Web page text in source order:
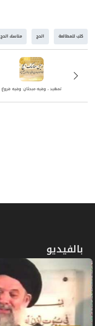
كتب للمطالعة الحج مناسك الحج
تمهيد ، وفيه مبحثان: وفيه فروعٌ:
بالفيديو